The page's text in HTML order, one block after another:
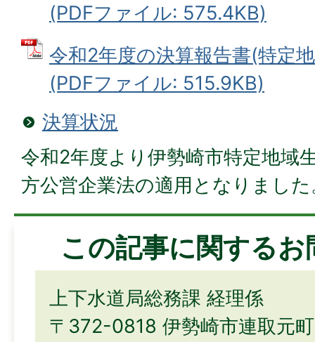
(PDFファイル: 575.4KB)
令和2年度の決算報告書(特定
(PDFファイル: 515.9KB)
決算状況
令和2年度より伊勢崎市特定地域
方公営企業法の適用となりました
この記事に関する
上下水道局総務課 経理係
〒372-0818 伊勢崎市連取元